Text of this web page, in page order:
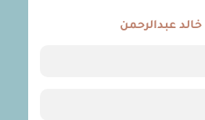
خالد عبدالرحمن